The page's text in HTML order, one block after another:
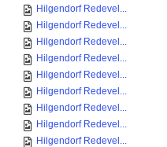
Hilgendorf Redevel...
Hilgendorf Redevel...
Hilgendorf Redevel...
Hilgendorf Redevel...
Hilgendorf Redevel...
Hilgendorf Redevel...
Hilgendorf Redevel...
Hilgendorf Redevel...
Hilgendorf Redevel...